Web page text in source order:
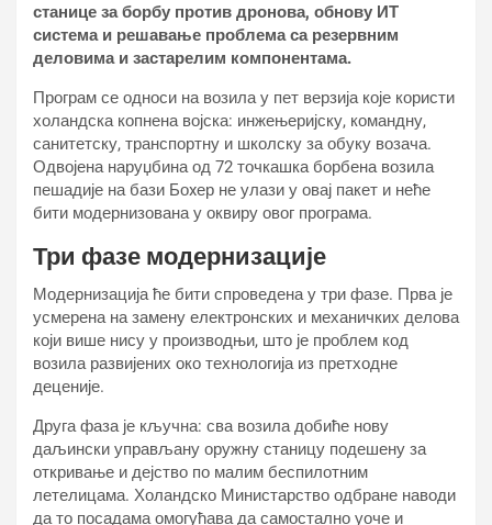
станице за борбу против дронова, обнову ИТ
система и решавање проблема са резервним
деловима и застарелим компонентама.
Програм се односи на возила у пет верзија које користи
холандска копнена војска: инжењеријску, командну,
санитетску, транспортну и школску за обуку возача.
Одвојена наруџбина од 72 точкашка борбена возила
пешадије на бази Боxер не улази у овај пакет и неће
бити модернизована у оквиру овог програма.
Три фазе модернизације
Модернизација ће бити спроведена у три фазе. Прва је
усмерена на замену електронских и механичких делова
који више нису у производњи, што је проблем код
возила развијених око технологија из претходне
деценије.
Друга фаза је кључна: сва возила добиће нову
даљински управљану оружну станицу подешену за
откривање и дејство по малим беспилотним
летелицама. Холандско Министарство одбране наводи
да то посадама омогућава да самостално уоче и